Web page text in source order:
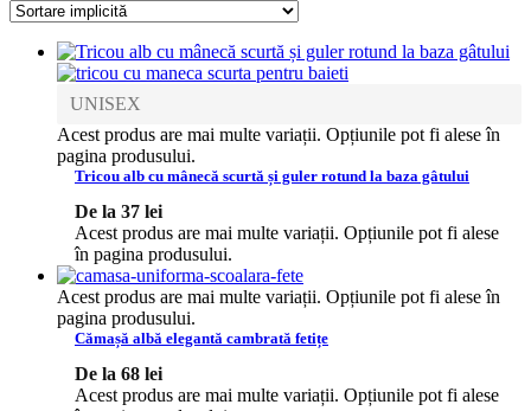
UNISEX
Acest produs are mai multe variații. Opțiunile pot fi alese în
pagina produsului.
Tricou alb cu mânecă scurtă și guler rotund la baza gâtului
De la 37 lei
Acest produs are mai multe variații. Opțiunile pot fi alese
în pagina produsului.
Acest produs are mai multe variații. Opțiunile pot fi alese în
pagina produsului.
Cămașă albă elegantă cambrată fetițe
De la 68 lei
Acest produs are mai multe variații. Opțiunile pot fi alese